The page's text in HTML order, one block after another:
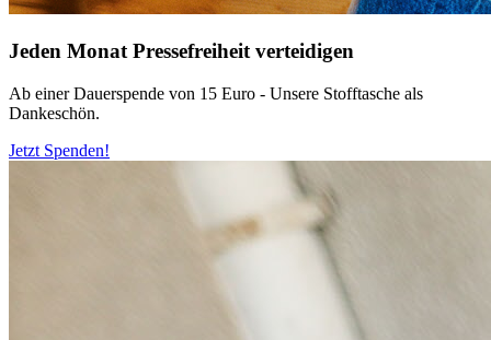
Jeden Monat Pressefreiheit verteidigen
Ab einer Dauerspende von 15 Euro - Unsere Stofftasche als
Dankeschön.
Jetzt Spenden!